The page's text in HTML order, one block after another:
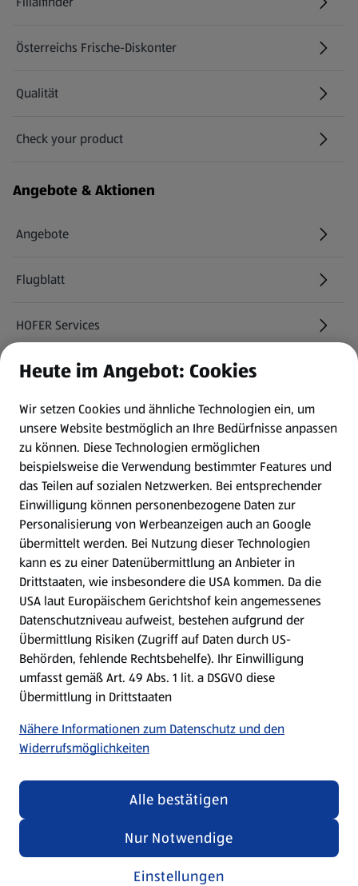
Österreichs Frische-Diskonter
Qualität
Check your product
(öffnet in einem neuen Tab)
Angebote & Aktionen
Angebote
Flugblatt
HOFER Services
Newsletter
WhatsApp
Gewinnspiele
Mein HOFER. Meine Einkäufe.
Meine Meinung. Mein HOFER.
Gutscheingroßbestellung
(öffnet in einem neuen Tab)
Folge uns hier:
Jetzt die HOFER App downloaden
Datenschutz- und Richtlinienmenü
Impressum
Security Policy
(öffnet in einem neuen Tab)
Heute im Angebot: Cookies
Wir setzen Cookies und ähnliche Technologien ein, um
unsere Website bestmöglich an Ihre Bedürfnisse anpassen
zu können. Diese Technologien ermöglichen
beispielsweise die Verwendung bestimmter Features und
das Teilen auf sozialen Netzwerken. Bei entsprechender
Einwilligung können personenbezogene Daten zur
Personalisierung von Werbeanzeigen auch an Google
übermittelt werden. Bei Nutzung dieser Technologien
kann es zu einer Datenübermittlung an Anbieter in
Drittstaaten, wie insbesondere die USA kommen. Da die
USA laut Europäischem Gerichtshof kein angemessenes
Datenschutzniveau aufweist, bestehen aufgrund der
Übermittlung Risiken (Zugriff auf Daten durch US-
Behörden, fehlende Rechtsbehelfe). Ihr Einwilligung
umfasst gemäß Art. 49 Abs. 1 lit. a DSGVO diese
Übermittlung in Drittstaaten
Nähere Informationen zum Datenschutz und den
Widerrufsmöglichkeiten
Einstellungen
Nur Notwendige
Alle bestätigen